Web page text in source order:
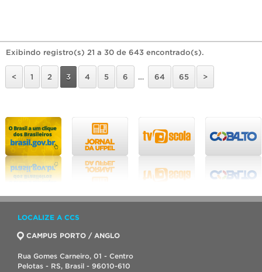
Exibindo registro(s) 21 a 30 de 643 encontrado(s).
< 1 2 3 4 5 6 … 64 65 >
LOCALIZE A CCS
CAMPUS PORTO / ANGLO
Rua Gomes Carneiro, 01 - Centro
Pelotas - RS, Brasil - 96010-610